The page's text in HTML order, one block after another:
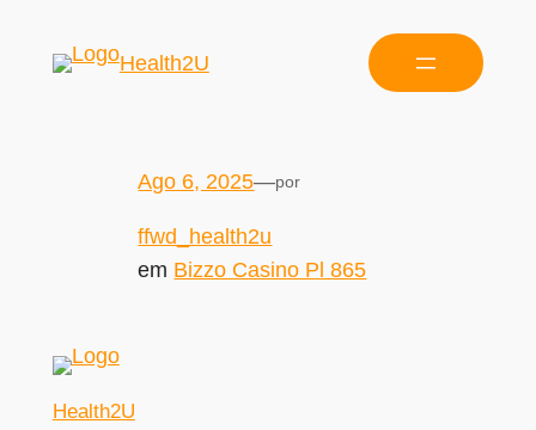
Health2U
Ago 6, 2025—por
ffwd_health2u
em Bizzo Casino Pl 865
Health2U